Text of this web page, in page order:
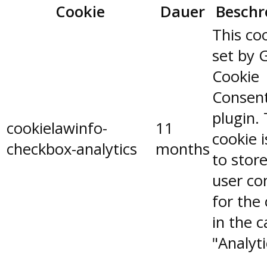
Cookie
Dauer
cookielawinfo-
checkbox-analytics
11
months
This
set by
Cookie
plugin.
cookie
to
user
for the
in the